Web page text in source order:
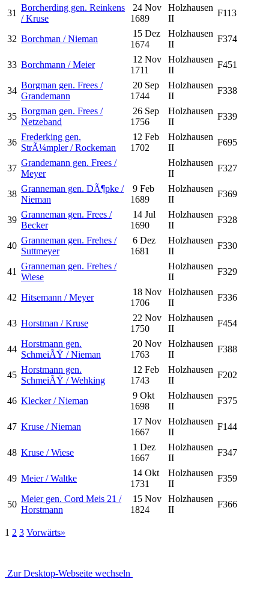
31
Borcherding gen. Reinkens
/ Kruse
24 Nov
1689
Holzhausen
II
F113
32 Borchman / Nieman
15 Dez
1674
Holzhausen
II
F374
33 Borchmann / Meier
12 Nov
1711
Holzhausen
II
F451
34
Borgman gen. Frees /
Grandemann
20 Sep
1744
Holzhausen
II
F338
35
Borgman gen. Frees /
Netzeband
26 Sep
1756
Holzhausen
II
F339
36
Frederking gen.
StrÃ¼mpler / Rockeman
12 Feb
1702
Holzhausen
II
F695
37
Grandemann gen. Frees /
Meyer
Holzhausen
II
F327
38
Granneman gen. DÃ¶pke /
Nieman
9 Feb
1689
Holzhausen
II
F369
39
Granneman gen. Frees /
Becker
14 Jul
1690
Holzhausen
II
F328
40
Granneman gen. Frehes /
Suttmeyer
6 Dez
1681
Holzhausen
II
F330
41
Granneman gen. Frehes /
Wiese
Holzhausen
II
F329
42 Hitsemann / Meyer
18 Nov
1706
Holzhausen
II
F336
43 Horstman / Kruse
22 Nov
1750
Holzhausen
II
F454
44
Horstmann gen.
SchmeiÃŸ / Nieman
20 Nov
1763
Holzhausen
II
F388
45
Horstmann gen.
SchmeiÃŸ / Wehking
12 Feb
1743
Holzhausen
II
F202
46 Klecker / Nieman
9 Okt
1698
Holzhausen
II
F375
47 Kruse / Nieman
17 Nov
1667
Holzhausen
II
F144
48 Kruse / Wiese
1 Dez
1667
Holzhausen
II
F347
49 Meier / Waltke
14 Okt
1731
Holzhausen
II
F359
50
Meier gen. Cord Meis 21 /
Horstmann
15 Nov
1824
Holzhausen
II
F366
1 2 3 Vorwärts»
Zur Desktop-Webseite wechseln